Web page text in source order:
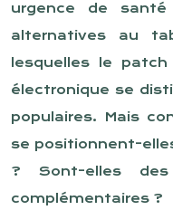
urgence de santé
alternatives au
lesquelles le
électronique se
populaires. Mais
se positionnent-
? Sont-elles
complémentaires ?